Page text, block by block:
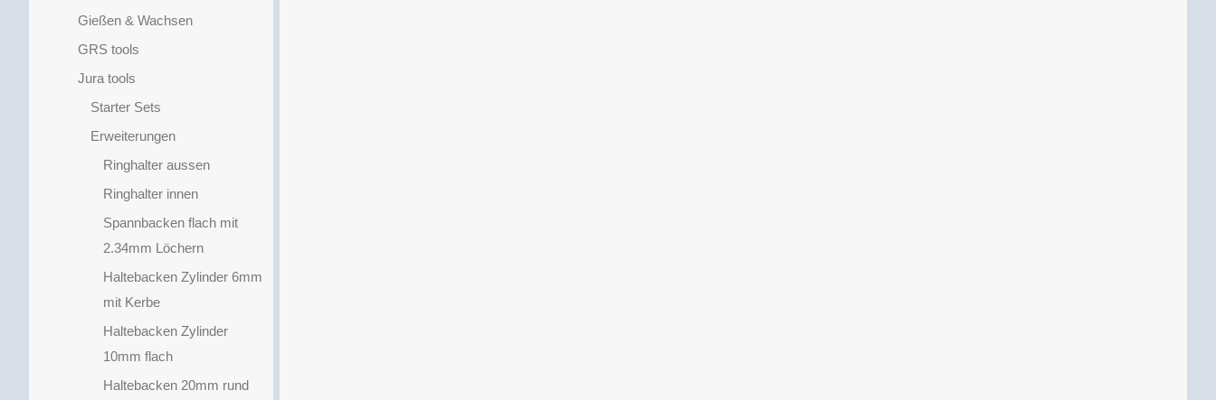
Gießen & Wachsen
GRS tools
Jura tools
Starter Sets
Erweiterungen
Ringhalter aussen
Ringhalter innen
Spannbacken flach mit
2.34mm Löchern
Haltebacken Zylinder 6mm
mit Kerbe
Haltebacken Zylinder
10mm flach
Haltebacken 20mm rund